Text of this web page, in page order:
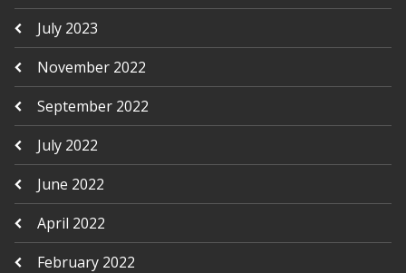
July 2023
November 2022
September 2022
July 2022
June 2022
April 2022
February 2022